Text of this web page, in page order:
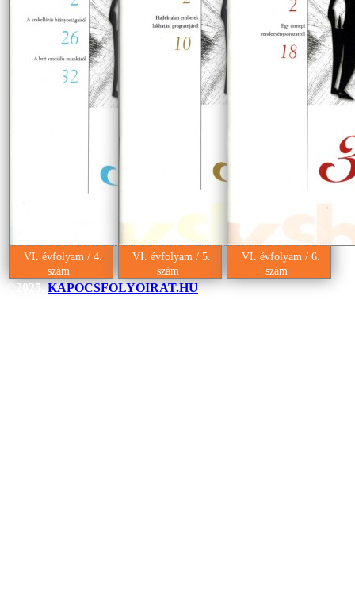
VI. évfolyam / 4.
szám
VI. évfolyam / 5.
szám
VI. évfolyam / 6.
szám
©2025.KAPOCSFOLYOIRAT.HU